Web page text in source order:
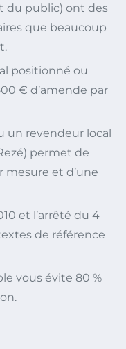
du public) ont des
que beaucoup
positionné ou
€ d’amende par
un revendeur local
permet de
mesure et d’une
et l’arrêté du 4
de référence
vous évite 80 %